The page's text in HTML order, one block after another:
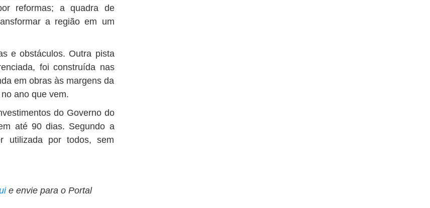
reformas; a quadra de
a região em um
e obstáculos. Outra pista
foi construída nas
em obras às margens da
ano que vem.
do Governo do
até 90 dias. Segundo a
utilizada por todos, sem
e envie para o Portal